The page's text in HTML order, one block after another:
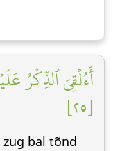
أَءُلۡقِيَ ٱلذِّكۡرُ
[٢٥]
bal tõnd